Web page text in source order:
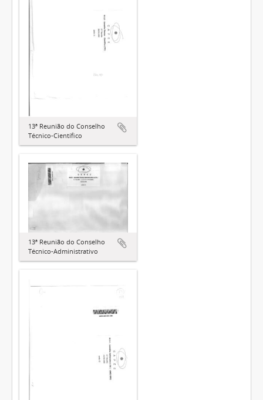
13ª Reunião do Conselho
Técnico-Científico
13ª Reunião do Conselho
Técnico-Administrativo